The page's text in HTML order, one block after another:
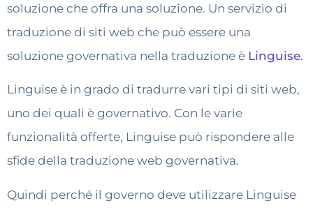
soluzione che offra una soluzione. Un servizio di
traduzione di siti web che può essere una
soluzione governativa nella traduzione è Linguise.
Linguise è in grado di tradurre vari tipi di siti web,
uno dei quali è governativo. Con le varie
funzionalità offerte, Linguise può rispondere alle
sfide della traduzione web governativa.
Quindi perché il governo deve utilizzare Linguise